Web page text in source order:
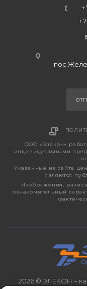
ООО «Элекон»
индивидуальными
Указанные на сайте
являются
Изображения,
ознакомительный
2026 © ЭЛЕКОН –